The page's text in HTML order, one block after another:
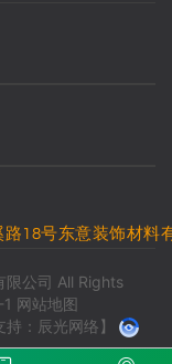
18号东意装饰材料
公司 All Rights
网站地图
持：辰光网络】